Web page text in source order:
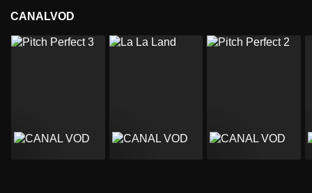
CANALVOD